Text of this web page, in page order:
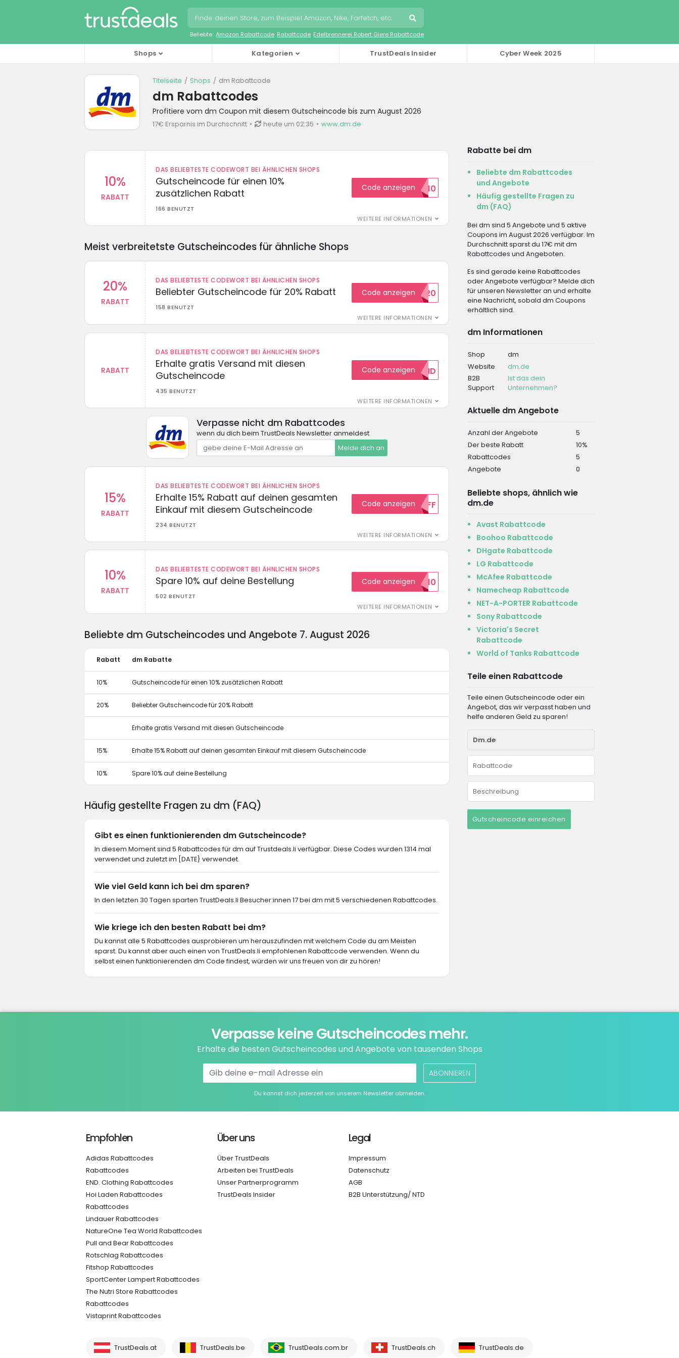
Beliebte: Amazon Rabattcode Rabattcode Edelbrennerei Robert Giere Rabattcode
Shops Kategorien TrustDeals Insider Cyber Week 2025
Titelseite Shops dm Rabattcode
dm Rabattcodes
Profitiere vom dm Coupon mit diesem Gutscheincode bis zum August 2026
17€ Ersparnis im Durchschnitt heute um 02:35 www.dm.de
10%
RABATT
DAS BELIEBTESTE CODEWORT BEI ÄHNLICHEN SHOPS
Gutscheincode für einen 10%
zusätzlichen Rabatt
166 BENUTZT
WEITERE INFORMATIONEN
Code anzeigenHELLO10
Meist verbreitetste Gutscheincodes für ähnliche Shops
20%
RABATT
DAS BELIEBTESTE CODEWORT BEI ÄHNLICHEN SHOPS
Beliebter Gutscheincode für 20% Rabatt
158 BENUTZT
WEITERE INFORMATIONEN
Code anzeigen
WELCOME20
RABATT
DAS BELIEBTESTE CODEWORT BEI ÄHNLICHEN SHOPS
Erhalte gratis Versand mit diesen
Gutscheincode
435 BENUTZT
WEITERE INFORMATIONEN
Code anzeigen
GRATISVERSAND
Verpasse nicht dm Rabattcodes
wenn du dich beim TrustDeals Newsletter anmeldest
Melde dich an
15%
RABATT
DAS BELIEBTESTE CODEWORT BEI ÄHNLICHEN SHOPS
Erhalte 15% Rabatt auf deinen gesamten
Einkauf mit diesem Gutscheincode
234 BENUTZT
WEITERE INFORMATIONEN
Code anzeigen15OFF
10%
RABATT
DAS BELIEBTESTE CODEWORT BEI ÄHNLICHEN SHOPS
Spare 10% auf deine Bestellung
502 BENUTZT
WEITERE INFORMATIONEN
Code anzeigen
WILKOMMEN10
Rabatte bei dm
Beliebte dm Rabattcodes
und Angebote
Häufig gestellte Fragen zu
dm (FAQ)
Bei dm sind 5 Angebote und 5 aktive
Coupons im August 2026 verfügbar. Im
Durchschnitt sparst du 17€ mit dm
Rabattcodes und Angeboten.
Es sind gerade keine Rabattcodes
oder Angebote verfügbar? Melde dich
für unseren Newsletter an und erhalte
eine Nachricht, sobald dm Coupons
erhältlich sind.
dm Informationen
Shop
dm
Website
dm.de
B2B
Support
Ist das dein
Unternehmen?
Aktuelle dm Angebote
Anzahl der Angebote
5
Der beste Rabatt
10%
Rabattcodes
5
Angebote
0
Beliebte shops, ähnlich wie
dm.de
Avast Rabattcode
Boohoo Rabattcode
DHgate Rabattcode
LG Rabattcode
McAfee Rabattcode
Namecheap Rabattcode
NET-A-PORTER Rabattcode
Sony Rabattcode
Victoria's Secret
Rabattcode
World of Tanks Rabattcode
Teile einen Rabattcode
Teile einen Gutscheincode oder ein
Angebot, das wir verpasst haben und
helfe anderen Geld zu sparen!
Gutscheincode einreichen
Beliebte dm Gutscheincodes und Angebote 7. August 2026
Rabatt dm Rabatte
10% Gutscheincode für einen 10% zusätzlichen Rabatt
20% Beliebter Gutscheincode für 20% Rabatt
Erhalte gratis Versand mit diesen Gutscheincode
15% Erhalte 15% Rabatt auf deinen gesamten Einkauf mit diesem Gutscheincode
10% Spare 10% auf deine Bestellung
Häufig gestellte Fragen zu dm (FAQ)
Gibt es einen funktionierenden dm Gutscheincode?
In diesem Moment sind 5 Rabattcodes für dm auf Trustdeals.li verfügbar. Diese Codes wurden 1314 mal
verwendet und zuletzt im [DATE} verwendet.
Wie viel Geld kann ich bei dm sparen?
In den letzten 30 Tagen sparten TrustDeals.li Besucher:innen 17 bei dm mit 5 verschiedenen Rabattcodes.
Wie kriege ich den besten Rabatt bei dm?
Du kannst alle 5 Rabattcodes ausprobieren um herauszufinden mit welchem Code du am Meisten
sparst. Du kannst aber auch einen von TrustDeals.li empfohlenen Rabattcode verwenden. Wenn du
selbst einen funktionierenden dm Code findest, würden wir uns freuen von dir zu hören!
Verpasse keine Gutscheincodes mehr.
Erhalte die besten Gutscheincodes und Angebote von tausenden Shops
ABONNIEREN
Du kannst dich jederzeit von unserem Newsletter abmelden.
Empfohlen
Adidas Rabattcodes
Rabattcodes
END. Clothing Rabattcodes
Hoi Laden Rabattcodes
Rabattcodes
Lindauer Rabattcodes
NatureOne Tea World Rabattcodes
Pull and Bear Rabattcodes
Rotschlag Rabattcodes
Fitshop Rabattcodes
SportCenter Lampert Rabattcodes
The Nutri Store Rabattcodes
Rabattcodes
Vistaprint Rabattcodes
Über uns
Über TrustDeals
Arbeiten bei TrustDeals
Unser Partnerprogramm
TrustDeals Insider
Legal
Impressum
Datenschutz
AGB
B2B Unterstützung/ NTD
TrustDeals.at TrustDeals.be TrustDeals.com.br TrustDeals.ch TrustDeals.de